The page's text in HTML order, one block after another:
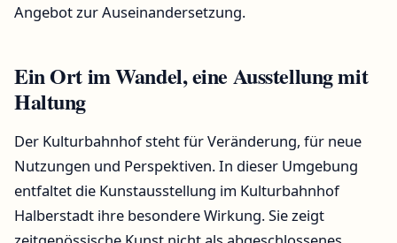
Angebot zur Auseinandersetzung.
Ein Ort im Wandel, eine Ausstellung mit
Haltung
Der Kulturbahnhof steht für Veränderung, für neue
Nutzungen und Perspektiven. In dieser Umgebung
entfaltet die Kunstausstellung im Kulturbahnhof
Halberstadt ihre besondere Wirkung. Sie zeigt